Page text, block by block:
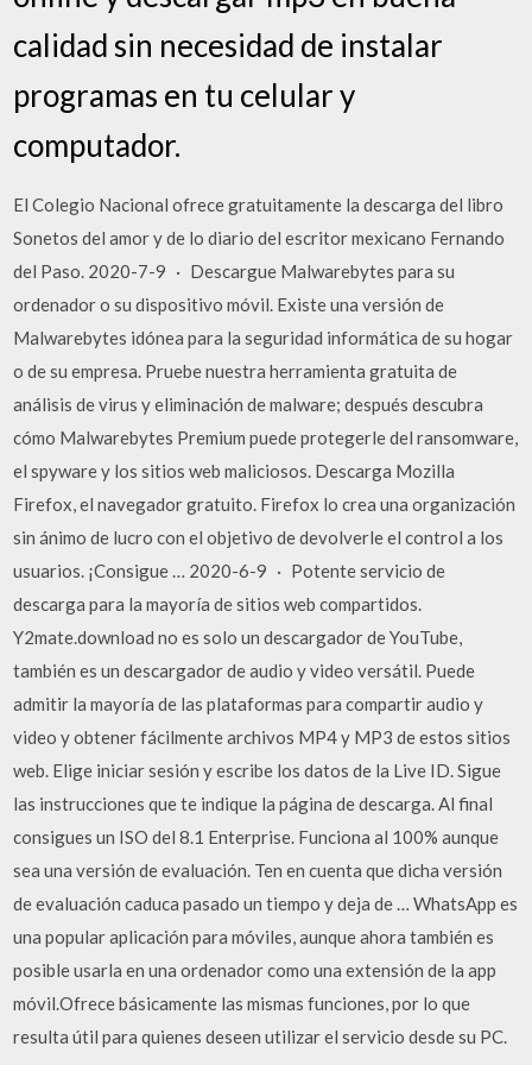
calidad sin necesidad de instalar
programas en tu celular y
computador.
El Colegio Nacional ofrece gratuitamente la descarga del libro
Sonetos del amor y de lo diario del escritor mexicano Fernando
del Paso. 2020-7-9 · Descargue Malwarebytes para su
ordenador o su dispositivo móvil. Existe una versión de
Malwarebytes idónea para la seguridad informática de su hogar
o de su empresa. Pruebe nuestra herramienta gratuita de
análisis de virus y eliminación de malware; después descubra
cómo Malwarebytes Premium puede protegerle del ransomware,
el spyware y los sitios web maliciosos. Descarga Mozilla
Firefox, el navegador gratuito. Firefox lo crea una organización
sin ánimo de lucro con el objetivo de devolverle el control a los
usuarios. ¡Consigue … 2020-6-9 · Potente servicio de
descarga para la mayoría de sitios web compartidos.
Y2mate.download no es solo un descargador de YouTube,
también es un descargador de audio y video versátil. Puede
admitir la mayoría de las plataformas para compartir audio y
video y obtener fácilmente archivos MP4 y MP3 de estos sitios
web. Elige iniciar sesión y escribe los datos de la Live ID. Sigue
las instrucciones que te indique la página de descarga. Al final
consigues un ISO del 8.1 Enterprise. Funciona al 100% aunque
sea una versión de evaluación. Ten en cuenta que dicha versión
de evaluación caduca pasado un tiempo y deja de … WhatsApp es
una popular aplicación para móviles, aunque ahora también es
posible usarla en una ordenador como una extensión de la app
móvil.Ofrece básicamente las mismas funciones, por lo que
resulta útil para quienes deseen utilizar el servicio desde su PC.